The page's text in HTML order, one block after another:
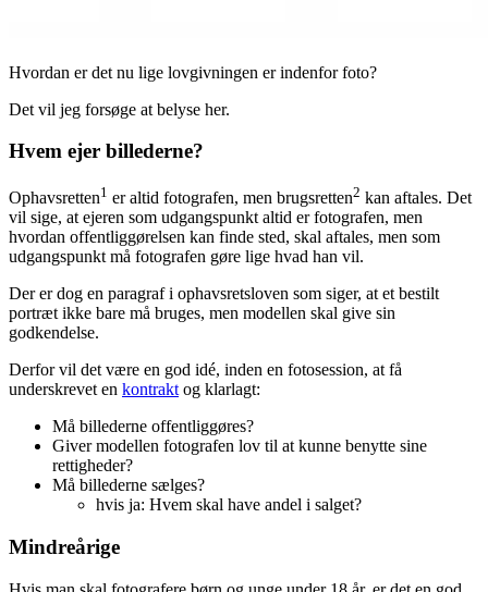
Hvordan er det nu lige lovgivningen er indenfor foto?
Det vil jeg forsøge at belyse her.
Hvem ejer billederne?
Ophavsretten1 er altid fotografen, men brugsretten2 kan aftales. Det
vil sige, at ejeren som udgangspunkt altid er fotografen, men
hvordan offentliggørelsen kan finde sted, skal aftales, men som
udgangspunkt må fotografen gøre lige hvad han vil.
Der er dog en paragraf i ophavsretsloven som siger, at et bestilt
portræt ikke bare må bruges, men modellen skal give sin
godkendelse.
Derfor vil det være en god idé, inden en fotosession, at få
underskrevet en kontrakt og klarlagt:
Må billederne offentliggøres?
Giver modellen fotografen lov til at kunne benytte sine
rettigheder?
Må billederne sælges?
hvis ja: Hvem skal have andel i salget?
Mindreårige